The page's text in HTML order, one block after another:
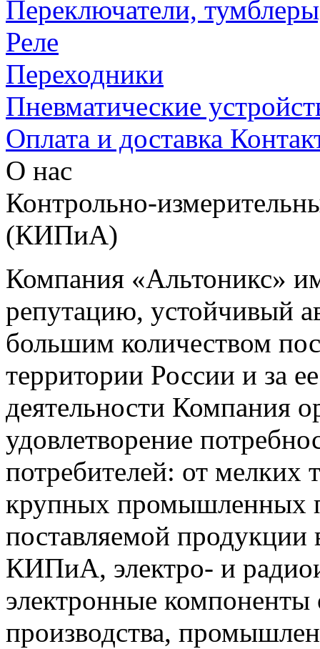
Переключатели,
Реле
Переходники
Пневматические
Оплата и доставка
О нас
Контрольно-
(КИПиА)
Компания «Альтоникс»
репутацию, устойчивый
большим количеством
территории России и за
деятельности Компания
удовлетворение
потребителей: от мелких
крупных промышленных
поставляемой продукции
КИПиА, электро- и
электронные компоненты
производства,